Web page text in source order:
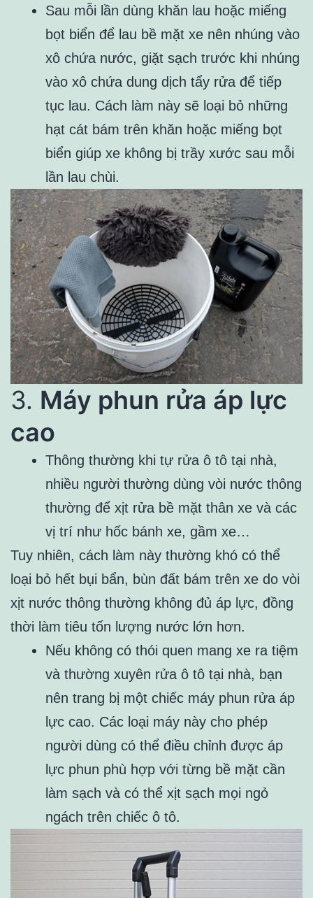
Sau mỗi lần dùng khăn lau hoặc miếng
bọt biển để lau bề mặt xe nên nhúng vào
xô chứa nước, giặt sạch trước khi nhúng
vào xô chứa dung dịch tẩy rửa để tiếp
tục lau. Cách làm này sẽ loại bỏ những
hạt cát bám trên khăn hoặc miếng bọt
biển giúp xe không bị trầy xước sau mỗi
lần lau chùi.
3. Máy phun rửa áp lực
cao
Thông thường khi tự rửa ô tô tại nhà,
nhiều người thường dùng vòi nước thông
thường để xịt rửa bề mặt thân xe và các
vị trí như hốc bánh xe, gầm xe…
Tuy nhiên, cách làm này thường khó có thể
loại bỏ hết bụi bẩn, bùn đất bám trên xe do vòi
xịt nước thông thường không đủ áp lực, đồng
thời làm tiêu tốn lượng nước lớn hơn.
Nếu không có thói quen mang xe ra tiệm
và thường xuyên rửa ô tô tại nhà, bạn
nên trang bị một chiếc máy phun rửa áp
lực cao. Các loại máy này cho phép
người dùng có thể điều chỉnh được áp
lực phun phù hợp với từng bề mặt cần
làm sạch và có thể xịt sạch mọi ngỏ
ngách trên chiếc ô tô.